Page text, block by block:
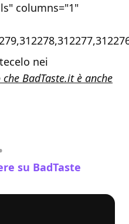
columns="1"
nei
BadTaste.it è anche
su BadTaste